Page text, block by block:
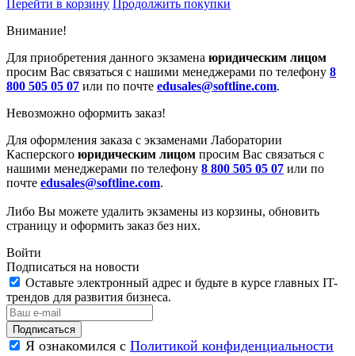
Перейти в корзину Продолжить покупки
Внимание!
Для приобретения данного экзамена юридическим лицом
просим Вас связаться с нашими менеджерами по телефону 8
800 505 05 07 или по почте edusales@softline.com.
Невозможно оформить заказ!
Для оформления заказа с экзаменами Лаборатории
Касперского юридическим лицом просим Вас связаться с
нашими менеджерами по телефону 8 800 505 05 07 или по
почте edusales@softline.com.
Либо Вы можете удалить экзамены из корзины, обновить
страницу и оформить заказ без них.
Войти
Подписаться на новости
Оставьте электронный адрес и будьте в курсе главных IT-
трендов для развития бизнеса.
Я ознакомился с Политикой конфиденциальности